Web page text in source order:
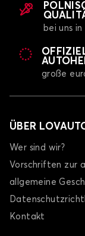
bei uns
große
ÜBER
Wer sind wir?
Vorschriften zur
allgemeine
Kontakt